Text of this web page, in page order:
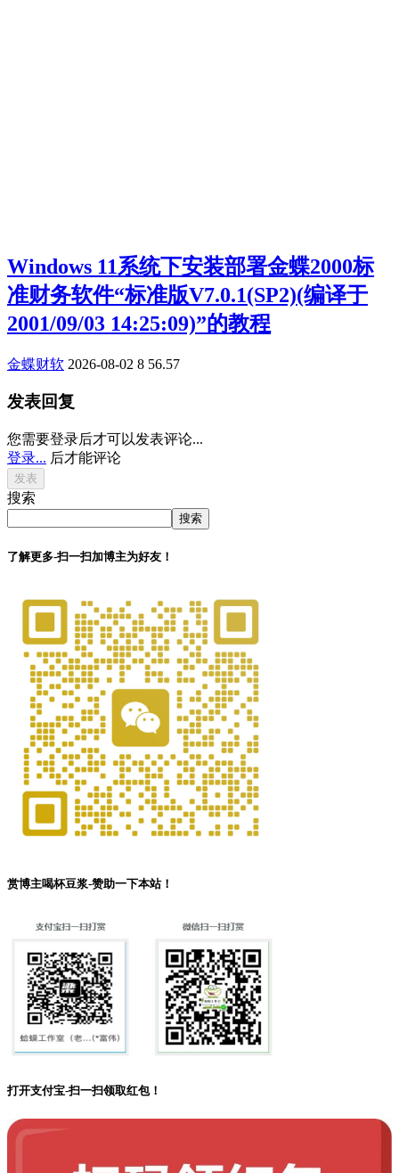
Windows 11系统下安装部署金蝶2000标
准财务软件“标准版V7.0.1(SP2)(编译于
2001/09/03 14:25:09)”的教程
金蝶财软 2026-08-02 8 56.57
发表回复
您需要登录后才可以发表评论...
登录... 后才能评论
搜索
搜索
了解更多-扫一扫加博主为好友！
赏博主喝杯豆浆-赞助一下本站！
打开支付宝-扫一扫领取红包！